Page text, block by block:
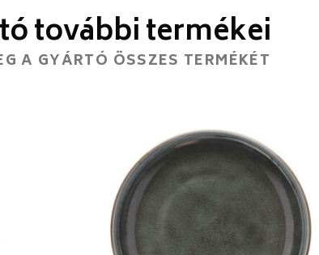
további termékei
A GYÁRTÓ ÖSSZES TERMÉKÉT